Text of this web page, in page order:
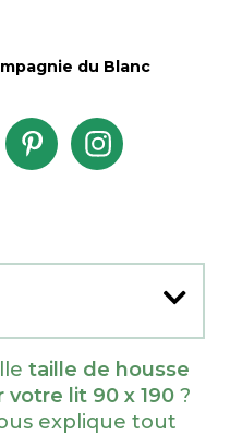
du Blanc
taille de housse
lit 90 x 190 ?
explique tout